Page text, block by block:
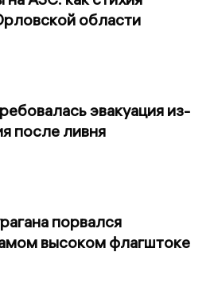
области
эвакуация из-
после ливня
порвался
высоком флагштоке